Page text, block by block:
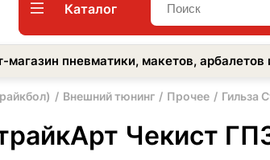
Каталог
магазин пневматики, макетов,
Внешний тюнинг Прочее Гильза
Чекист